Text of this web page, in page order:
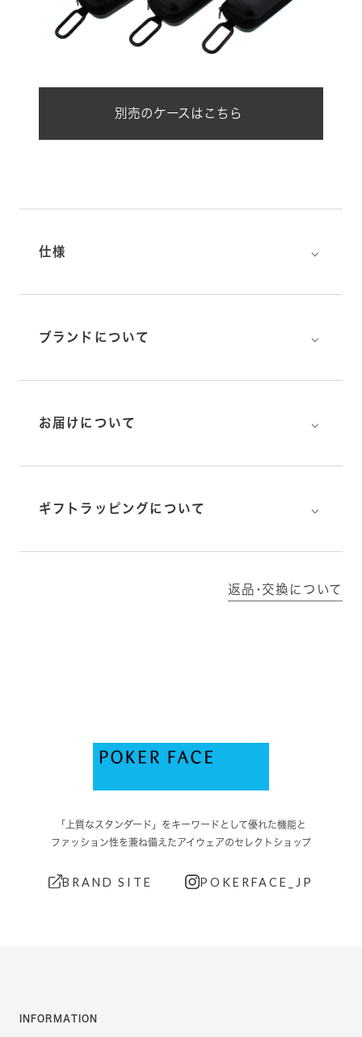
別売のケースはこちら
仕様 ⌵
ブランドについて ⌵
お届けについて ⌵
ギフトラッピングについて ⌵
返品･交換について
「上質なスタンダード」をキーワードとして優れた機能と
ファッション性を兼ね備えたアイウェアのセレクトショップ
BRAND SITE POKERFACE_JP
INFORMATION